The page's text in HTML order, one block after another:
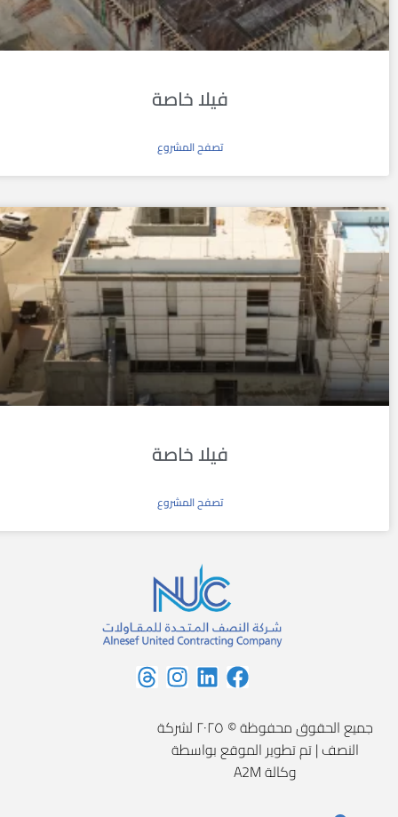
فيلا خاصة
تصفح المشروع
فيلا خاصة
تصفح المشروع
جميع الحقوق محفوظة © ٢٠٢٥ لشركة
النصف | تم تطوير الموقع بواسطة
وكالة A2M